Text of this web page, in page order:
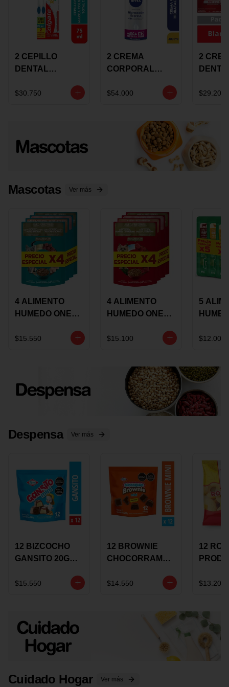
2 CEPILLO
DENTAL
+CREMA
$30.750
2 CREMA
CORPORAL
EXPRESS
OFERTA
$54.000
2
$29.200
Mascotas Ver más
4 ALIMENTO
HUMEDO ONE
85 GRS
$15.550
4 ALIMENTO
HUMEDO ONE
85 GRS
$15.100
5
$12.000
Despensa Ver más
12 BIZCOCHO
GANSITO 20G
MERMELADA
$15.550
12 BROWNIE
CHOCORRAMO
X 20 GRS
$14.550
12
X 15
$13.200
Cuidado Hogar Ver más